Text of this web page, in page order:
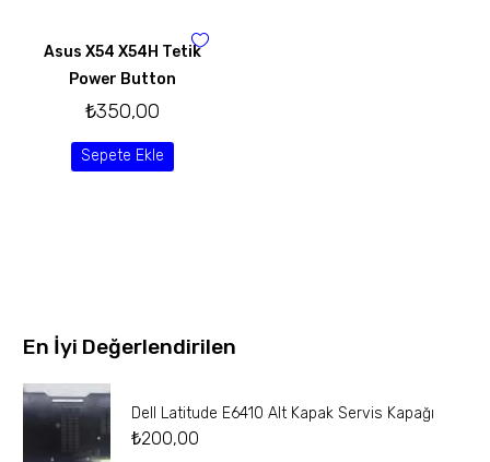
Asus X54 X54H Tetik
Power Button
₺350,00
Sepete Ekle
En İyi Değerlendirilen
Dell Latitude E6410 Alt Kapak Servis Kapağı
₺200,00